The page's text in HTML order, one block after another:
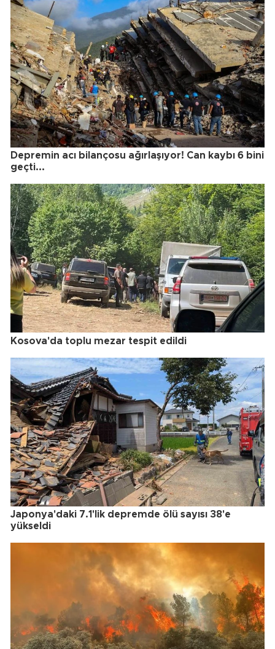
Depremin acı bilançosu ağırlaşıyor! Can kaybı 6 bini
geçti...
Kosova'da toplu mezar tespit edildi
Japonya'daki 7.1'lik depremde ölü sayısı 38'e
yükseldi